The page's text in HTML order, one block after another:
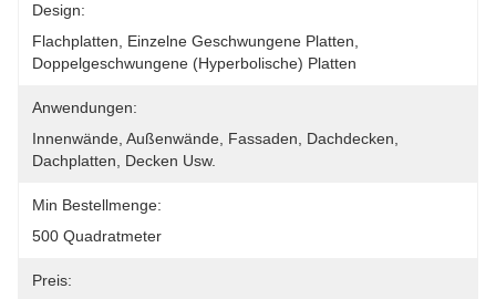
Design:
Flachplatten, Einzelne Geschwungene Platten,
Doppelgeschwungene (hyperbolische) Platten
Anwendungen:
Innenwände, Außenwände, Fassaden, Dachdecken,
Dachplatten, Decken Usw.
Min Bestellmenge:
500 Quadratmeter
Preis: